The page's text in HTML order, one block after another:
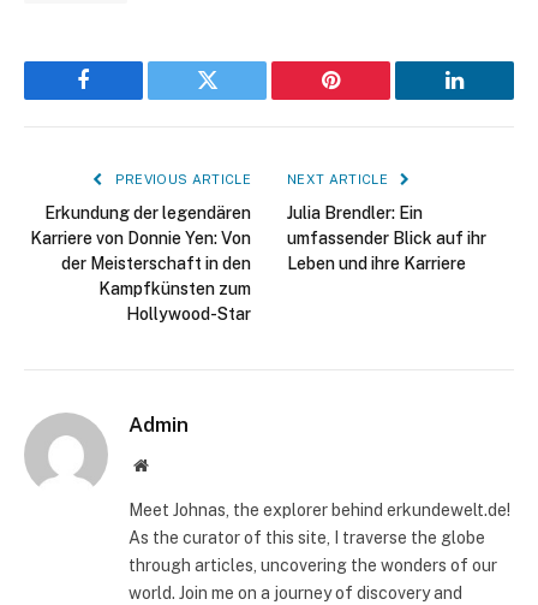
Facebook Twitter Pinterest LinkedIn
PREVIOUS ARTICLE
Erkundung der legendären
Karriere von Donnie Yen: Von
der Meisterschaft in den
Kampfkünsten zum
Hollywood-Star
NEXT ARTICLE
Julia Brendler: Ein
umfassender Blick auf ihr
Leben und ihre Karriere
Admin
Website
Meet Johnas, the explorer behind erkundewelt.de!
As the curator of this site, I traverse the globe
through articles, uncovering the wonders of our
world. Join me on a journey of discovery and